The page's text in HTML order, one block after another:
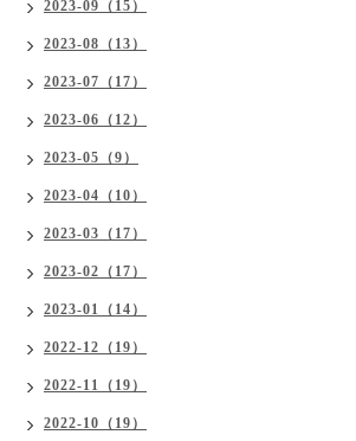
2023-09（15）
2023-08（13）
2023-07（17）
2023-06（12）
2023-05（9）
2023-04（10）
2023-03（17）
2023-02（17）
2023-01（14）
2022-12（19）
2022-11（19）
2022-10（19）